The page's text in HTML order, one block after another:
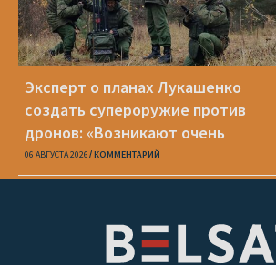
Эксперт о планах Лукашенко
создать супероружие против
дронов: «Возникают очень
серьезные сомнения»
06 АВГУСТА 2026 КОММЕНТАРИЙ